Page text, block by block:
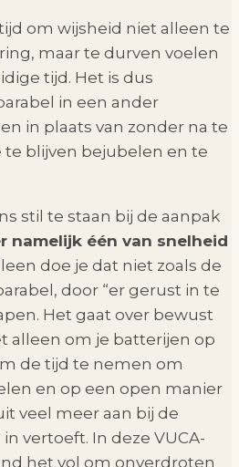
om wijsheid niet alleen te
maar te durven voelen
tijd. Het is dus
in een ander
in plaats van zonder na te
blijven bejubelen en te
stil te staan bij de aanpak
namelijk één van snelheid
doe je dat niet zoals de
door “er gerust in te
Het gaat over bewust
alleen om je batterijen op
de tijd te nemen om
en op een open manier
veel meer aan bij de
vertoeft. In deze VUCA-
het vol om onverdroten